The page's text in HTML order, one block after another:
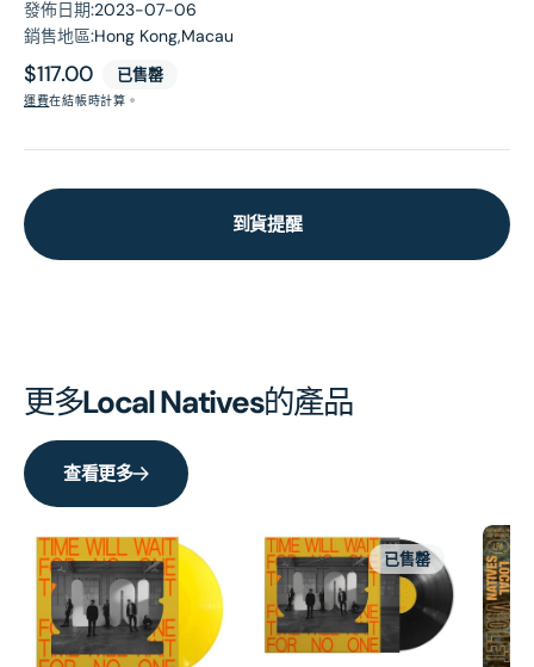
發佈日期:2023-07-06
銷售地區:Hong Kong,Macau
原
價
$117.00 已售罄
運費在結帳時計算。
到貨提醒
更多Local Natives的產品
查看更多
已售罄